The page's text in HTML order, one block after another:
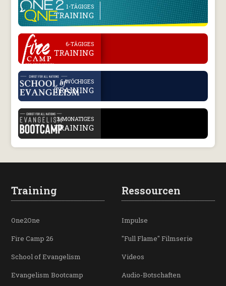
1-TÄGIGES
TRAINING
. 6-TÄGIGES
TRAINING
. 6-WÖCHIGES
TRAINING
. 3-MONATIGES
TRAINING
Training
One2One
Fire Camp 26
School of Evangelism
Evangelism Bootcamp
Ressourcen
Impulse
"Full Flame" Filmserie
Videos
Audio-Botschaften